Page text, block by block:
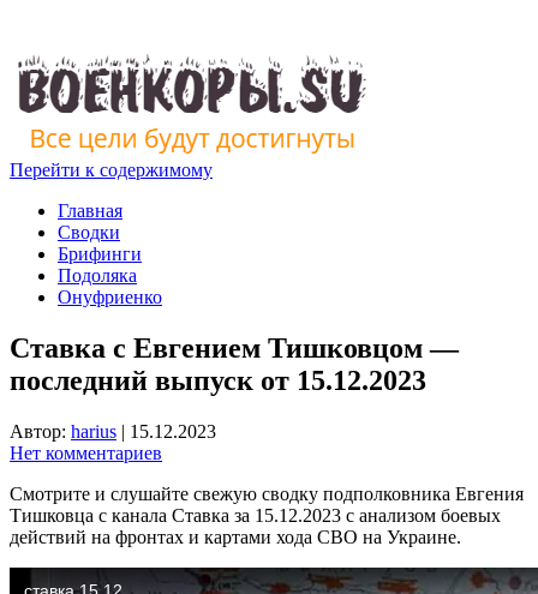
Перейти к содержимому
Главная
Сводки
Брифинги
Подоляка
Онуфриенко
Ставка с Евгением Тишковцом —
последний выпуск от 15.12.2023
Автор: harius | 15.12.2023
Нет комментариев
Смотрите и слушайте свежую сводку подполковника Евгения
Тишковца с канала Ставка за 15.12.2023 с анализом боевых
действий на фронтах и картами хода СВО на Украине.